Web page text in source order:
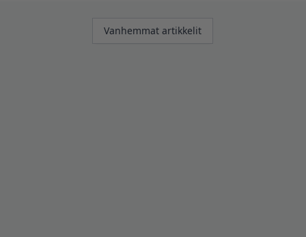
Artikkelien
Vanhemmat artikkelit